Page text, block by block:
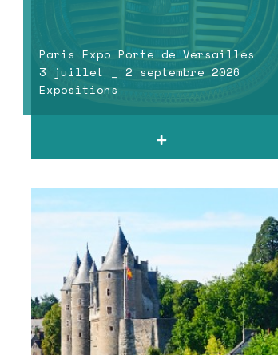
Paris Expo Porte de Versailles
3 juillet _ 2 septembre 2026
Expositions